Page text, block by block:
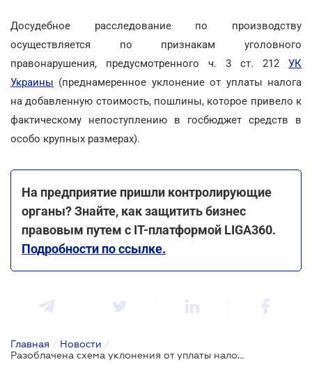
Досудебное расследование по производству
осуществляется по признакам уголовного
правонарушения, предусмотренного ч. 3 ст. 212 УК
Украины (преднамеренное уклонение от уплаты налога
на добавленную стоимость, пошлины, которое привело к
фактическому непоступлению в госбюджет средств в
особо крупных размерах).
На предприятие пришли контролирующие
органы? Знайте, как защитить бизнес
правовым путем с IT-платформой LIGA360.
Подробности по ссылке.
Главная / Новости /
Разоблачена схема уклонения от уплаты налогов поставщиками продуктов для госструктур почти на 400 млн грн